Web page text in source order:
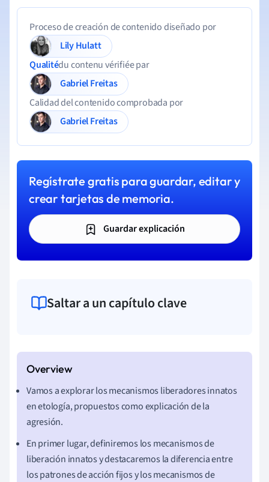
Proceso de creación de contenido diseñado por
Lily Hulatt
Qualitédu contenu vérifiée par
Gabriel Freitas
Calidad del contenido comprobada por
Gabriel Freitas
Regístrate gratis para guardar, editar y
crear tarjetas de memoria.
Guardar explicación
Saltar a un capítulo clave
Vamos a explorar los mecanismos liberadores innatos
en etología, propuestos como explicación de la
agresión.
En primer lugar, definiremos los mecanismos de
liberación innatos y destacaremos la diferencia entre
los patrones de acción fijos y los mecanismos de